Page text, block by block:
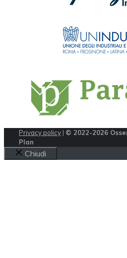
Privacy policy | © 2022-2026
Plan
Chiudi